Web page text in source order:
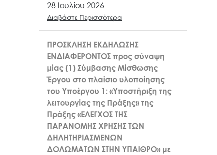
28 Ιουλίου 2026
Διαβάστε Περισσότερα
ΠΡΟΣΚΛΗΣΗ ΕΚΔΗΛΩΣΗΣ
ΕΝΔΙΑΦΕΡΟΝΤΟΣ προς σύναψη
μίας (1) Σύμβασης Μίσθωσης
Έργου στο πλαίσιο υλοποίησης
του Υποέργου 1: «Υποστήριξη της
λειτουργίας της Πράξης» της
Πράξης «ΕΛΕΓΧΟΣ ΤΗΣ
ΠΑΡΑΝΟΜΗΣ ΧΡΗΣΗΣ ΤΩΝ
ΔΗΛΗΤΗΡΙΑΣΜΕΝΩΝ
ΔΟΛΩΜΑΤΩΝ ΣΤΗΝ ΥΠΑΙΘΡΟ» με